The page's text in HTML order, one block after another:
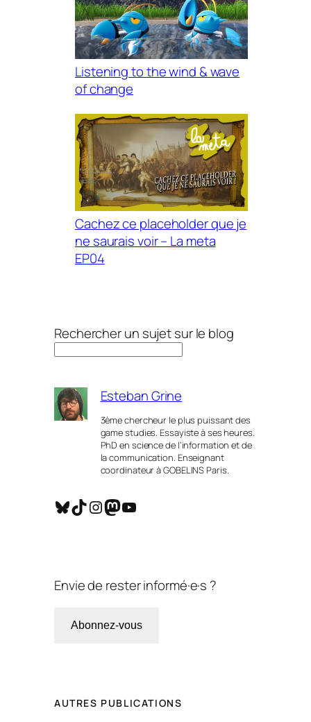
Listening to the wind & wave
of change
Cachez ce placeholder que je
ne saurais voir – La meta
EP04
Rechercher un sujet sur le blog
Esteban Grine
3ème chercheur le plus puissant des
game studies. Essayiste à ses heures.
PhD en science de l’information et de
la communication. Enseignant
coordinateur à GOBELINS Paris.
Bluesky TikTok InstagramMastodon YouTube
Envie de rester informé·e·s ?
Abonnez-vous
AUTRES PUBLICATIONS